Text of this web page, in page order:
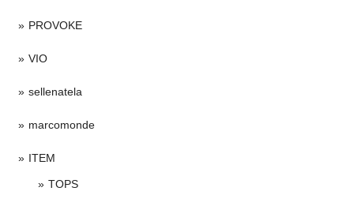
PROVOKE
VIO
sellenatela
marcomonde
ITEM
TOPS